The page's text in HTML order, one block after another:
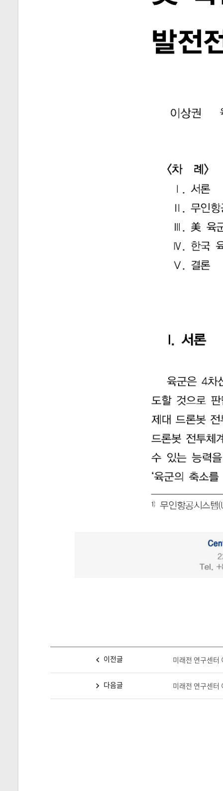
이전글 미래전 연구센터
다음글 미래전 연구센터